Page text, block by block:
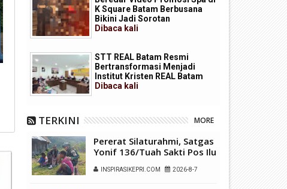
Sekolah Terintegrasi Merah Putih,
Tumbuhkan Mimpi di Tanah
Rempang-Galang
Rencana Pembangunan
K Square Batam Berbusana
Bikini Jadi Sorotan
Dibaca kali
STT REAL Batam Resmi
Bertransformasi Menjadi
Institut Kristen REAL Batam
Dibaca kali
TERKINI MORE
Pererat Silaturahmi, Satgas
Yonif 136/Tuah Sakti Pos Ilu
Kampung Alukme
INSPIRASIKEPRI.COM 2026-8-7